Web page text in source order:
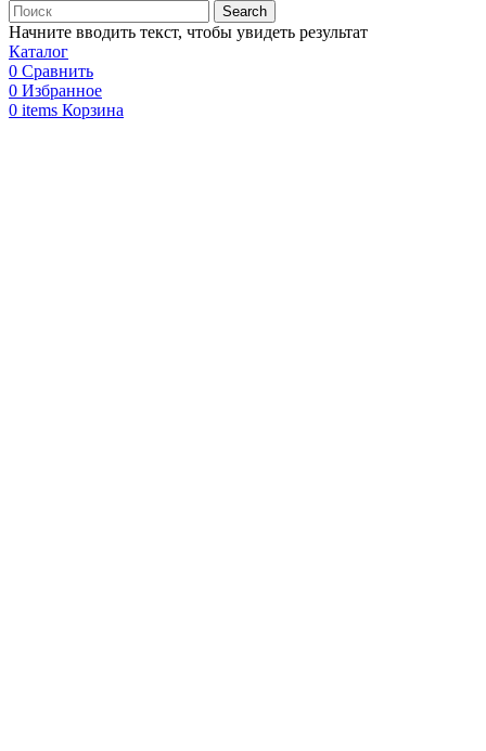
Search
Начните вводить текст, чтобы увидеть результат
Каталог
0 Сравнить
0 Избранное
0 items Корзина